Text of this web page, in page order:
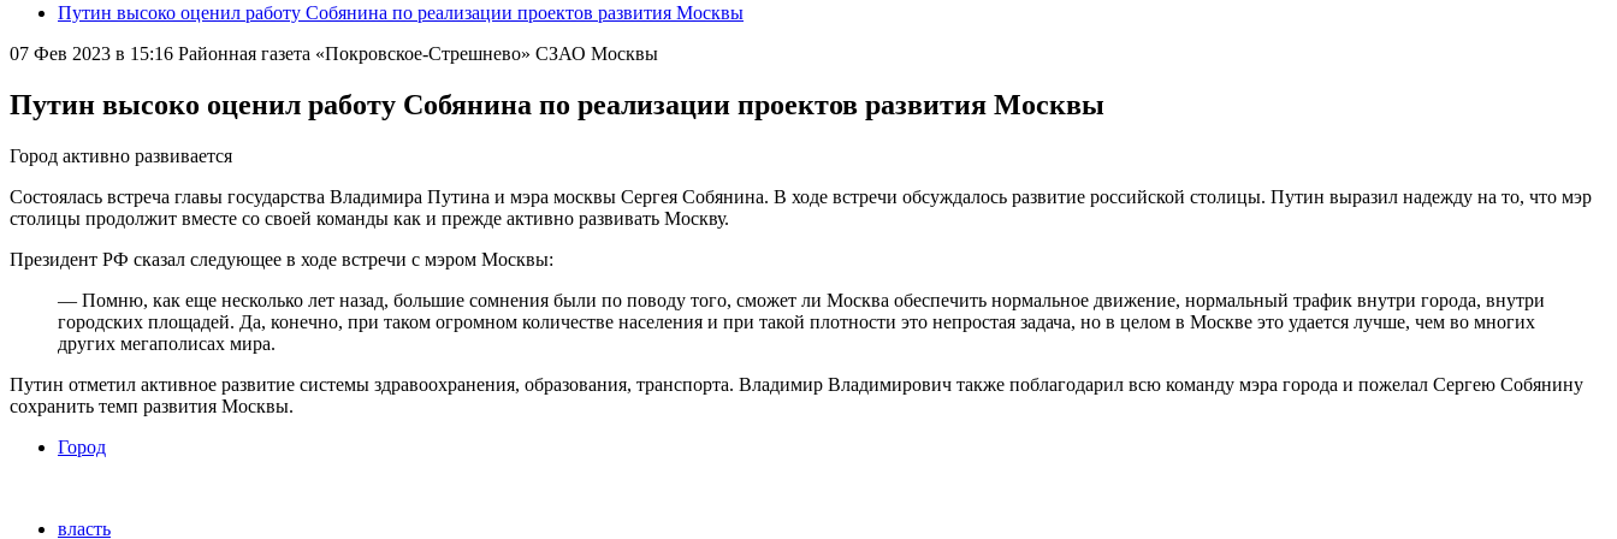
Путин высоко оценил работу Собянина по реализации проектов развития Москвы
07 Фев 2023 в 15:16 Районная газета «Покровское-Стрешнево» СЗАО Москвы
Путин высоко оценил работу Собянина по реализации проектов развития Москвы
Город активно развивается
Состоялась встреча главы государства Владимира Путина и мэра москвы Сергея Собянина. В ходе встречи обсуждалось развитие российской столицы. Путин выразил надежду на то, что мэр
столицы продолжит вместе со своей команды как и прежде активно развивать Москву.
Президент РФ сказал следующее в ходе встречи с мэром Москвы:
— Помню, как еще несколько лет назад, большие сомнения были по поводу того, сможет ли Москва обеспечить нормальное движение, нормальный трафик внутри города, внутри
городских площадей. Да, конечно, при таком огромном количестве населения и при такой плотности это непростая задача, но в целом в Москве это удается лучше, чем во многих
других мегаполисах мира.
Путин отметил активное развитие системы здравоохранения, образования, транспорта. Владимир Владимирович также поблагодарил всю команду мэра города и пожелал Сергею Собянину
сохранить темп развития Москвы.
Город
власть